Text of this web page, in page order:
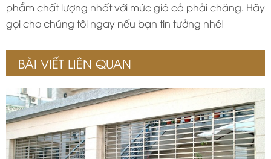
phẩm chất lượng nhất với mức giá cả phải chăng. Hãy
gọi cho chúng tôi ngay nếu bạn tin tưởng nhé!
BÀI VIẾT LIÊN QUAN